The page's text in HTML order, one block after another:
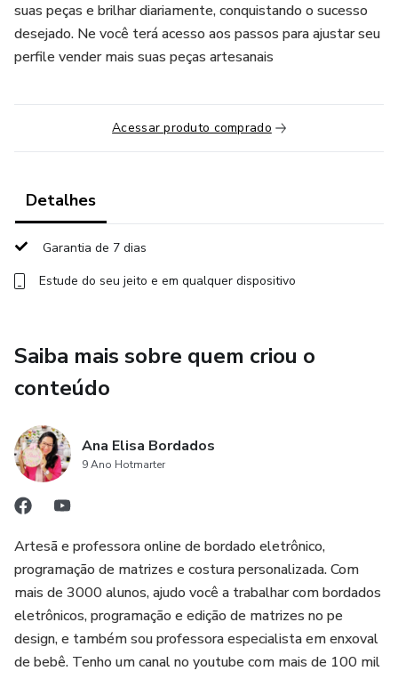
suas peças e brilhar diariamente, conquistando o sucesso
desejado. Ne você terá acesso aos passos para ajustar seu
perfile vender mais suas peças artesanais
Acessar produto comprado
Detalhes
Garantia de 7 dias
Estude do seu jeito e em qualquer dispositivo
Saiba mais sobre quem criou o
conteúdo
Ana Elisa Bordados
9 Ano Hotmarter
Artesã e professora online de bordado eletrônico,
programação de matrizes e costura personalizada. Com
mais de 3000 alunos, ajudo você a trabalhar com bordados
eletrônicos, programação e edição de matrizes no pe
design, e também sou professora especialista em enxoval
de bebê. Tenho um canal no youtube com mais de 100 mil